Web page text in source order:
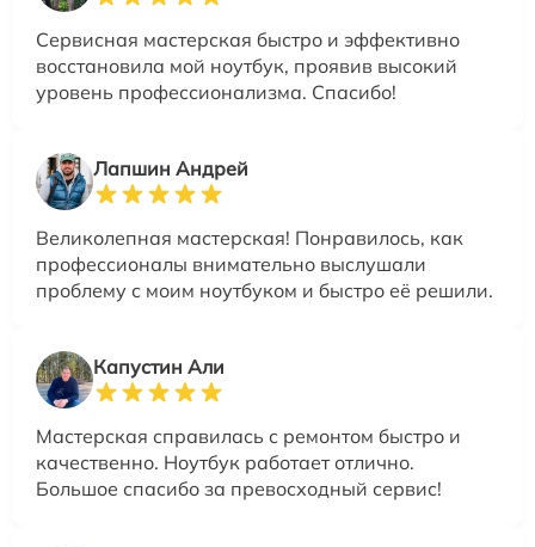
Сервисная мастерская быстро и эффективно
восстановила мой ноутбук, проявив высокий
уровень профессионализма. Спасибо!
Лапшин Андрей
Великолепная мастерская! Понравилось, как
профессионалы внимательно выслушали
проблему с моим ноутбуком и быстро её решили.
Капустин Али
Мастерская справилась с ремонтом быстро и
качественно. Ноутбук работает отлично.
Большое спасибо за превосходный сервис!